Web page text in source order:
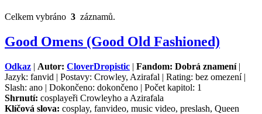
Celkem vybráno 3 záznamů.
Good Omens (Good Old Fashioned)
Odkaz | Autor: CloverDropistic | Fandom: Dobrá znamení|
Jazyk: fanvid | Postavy: Crowley, Azirafal | Rating: bez omezení |
Slash: ano | Dokončeno: dokončeno | Počet kapitol: 1
Shrnutí: cosplayeři Crowleyho a Azirafala
Klíčová slova: cosplay, fanvideo, music video, preslash, Queen